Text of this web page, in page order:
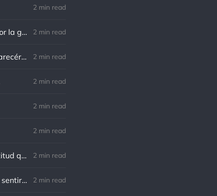
2 min read
Norman Schwarzkopf: Cuanto más sudes por la paz, menos sangras por la guerra. 2 min read
Marco Aurelio: El verdadero modo de vengarse de un enemigo es no parecérsele. 2 min read
2 min read
2 min read
2 min read
Charles R. Swindoll: Lo increíble es que cada día podemos elegir la actitud que adoptaremos. 2 min read
Nietzsche: Todos necesitamos el sentido de culpa, pero nadie necesita sentirse culpable. 2 min read